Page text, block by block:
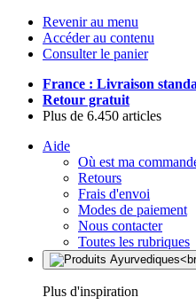
Revenir au menu
Accéder au contenu
Consulter le panier
France : Livraison
Retour gratuit
Plus de 6.450 articles
Aide
Où est ma
Retours
Frais d'envoi
Modes de paiement
Nous contacter
Toutes les rubriques
Plus d'inspiration